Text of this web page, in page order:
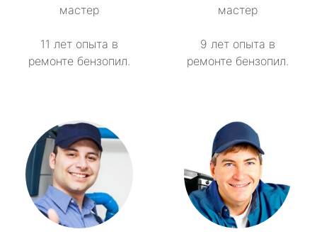
мастер
11 лет опыта в
ремонте бензопил.
мастер
9 лет опыта в
ремонте бензопил.